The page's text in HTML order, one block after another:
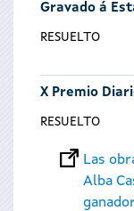
Gravado á
RESUELTO
X Premio
RESUELTO
Las
Alba